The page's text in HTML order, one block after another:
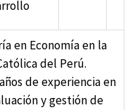
en Economía en la
del Perú.
de experiencia en
y gestión de